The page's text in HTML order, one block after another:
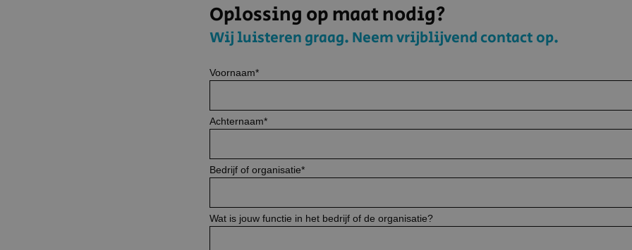
Oplossing op maat nodig?
Wij luisteren graag. Neem vrijblijvend contact op.
Voornaam*
Achternaam*
Bedrijf of organisatie*
Wat is jouw functie in het bedrijf of de organisatie?